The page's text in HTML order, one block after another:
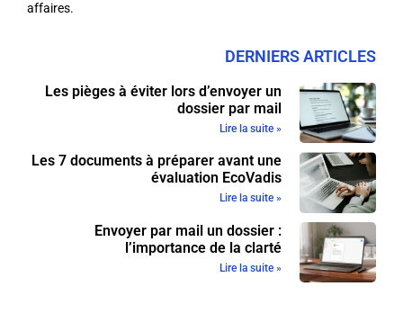
affaires.
DERNIERS ARTICLES
Les pièges à éviter lors d’envoyer un
dossier par mail
Lire la suite »
Les 7 documents à préparer avant une
évaluation EcoVadis
Lire la suite »
Envoyer par mail un dossier :
l’importance de la clarté
Lire la suite »